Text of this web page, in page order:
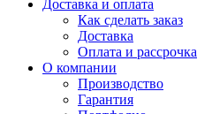
Доставка и оплата
Как сделать заказ
Доставка
Оплата и рассрочка
О компании
Производство
Гарантия